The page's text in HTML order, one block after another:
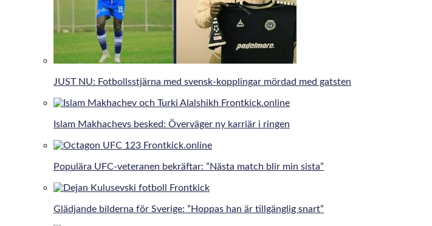
JUST NU: Fotbollsstjärna med svensk-kopplingar mördad med gatsten
Islam Makhachevs besked: Överväger ny karriär i ringen
Populära UFC-veteranen bekräftar: ”Nästa match blir min sista”
Glädjande bilderna för Sverige: ”Hoppas han är tillgänglig snart”